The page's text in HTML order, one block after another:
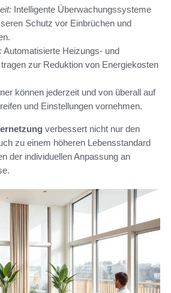
Intelligente Überwachungssysteme
Schutz vor Einbrüchen und
Automatisierte Heizungs- und
zur Reduktion von Energiekosten
können jederzeit und von überall auf
und Einstellungen vornehmen.
verbessert nicht nur den
zu einem höheren Lebensstandard
der individuellen Anpassung an